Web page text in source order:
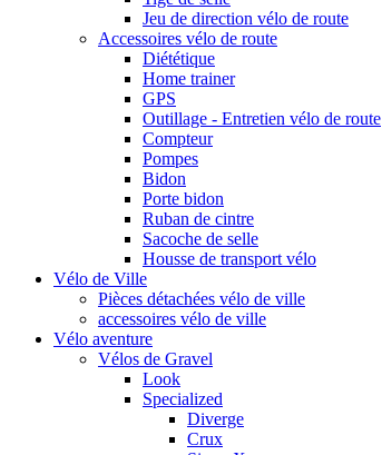
Jeu de direction vélo de route
Accessoires vélo de route
Diététique
Home trainer
GPS
Outillage - Entretien vélo de route
Compteur
Pompes
Bidon
Porte bidon
Ruban de cintre
Sacoche de selle
Housse de transport vélo
Vélo de Ville
Pièces détachées vélo de ville
accessoires vélo de ville
Vélo aventure
Vélos de Gravel
Look
Specialized
Diverge
Crux